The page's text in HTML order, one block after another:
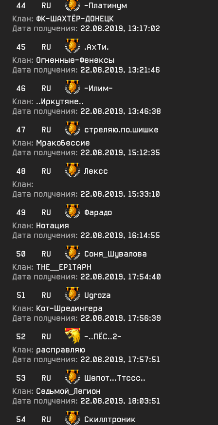
44
RU
-Платинум
Клан: ФК-ШАХТЁР-ДОНЕЦК
Дата получения: 22.08.2019, 13:17:02
45
RU
.АхТи.
Клан: Огненные-Фенексы
Дата получения: 22.08.2019, 13:21:46
46
RU
-Илим-
Клан: ..Иркутяне..
Дата получения: 22.08.2019, 13:46:38
47
RU
стреляю.по.шишке
Клан: Мракобессие
Дата получения: 22.08.2019, 15:12:35
48
RU
Лексс
Клан:
Дата получения: 22.08.2019, 15:33:10
49
RU
Фарадо
Клан: Нотация
Дата получения: 22.08.2019, 16:14:55
50
RU
Соня_Шувалова
Клан: ТНЕ__ЕР1ТАРН
Дата получения: 22.08.2019, 17:54:40
51
RU
Ugroza
Клан: Кот-Шредингера
Дата получения: 22.08.2019, 17:56:39
52
RU
-..ПЁС..2-
Клан: расправляю
Дата получения: 22.08.2019, 17:57:51
53
RU
Шепот...Ттссс..
Клан: Седьмой_Легион
Дата получения: 22.08.2019, 18:03:51
54
RU
Скиллтроник